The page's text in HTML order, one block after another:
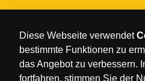
Diese Webseite verwendet
bestimmte Funktionen zu
das Angebot zu verbessern.
fortfahren, stimmen Sie der